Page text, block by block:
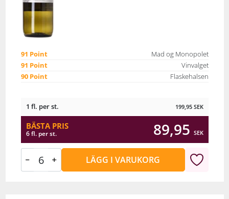
91 Point
Mad og Monopolet
91 Point
Vinvalget
90 Point
Flaskehalsen
1 fl. per st. 199,95 SEK
BÄSTA PRIS
6 fl. per st. 89,95 SEK
LÄGG I VARUKORG